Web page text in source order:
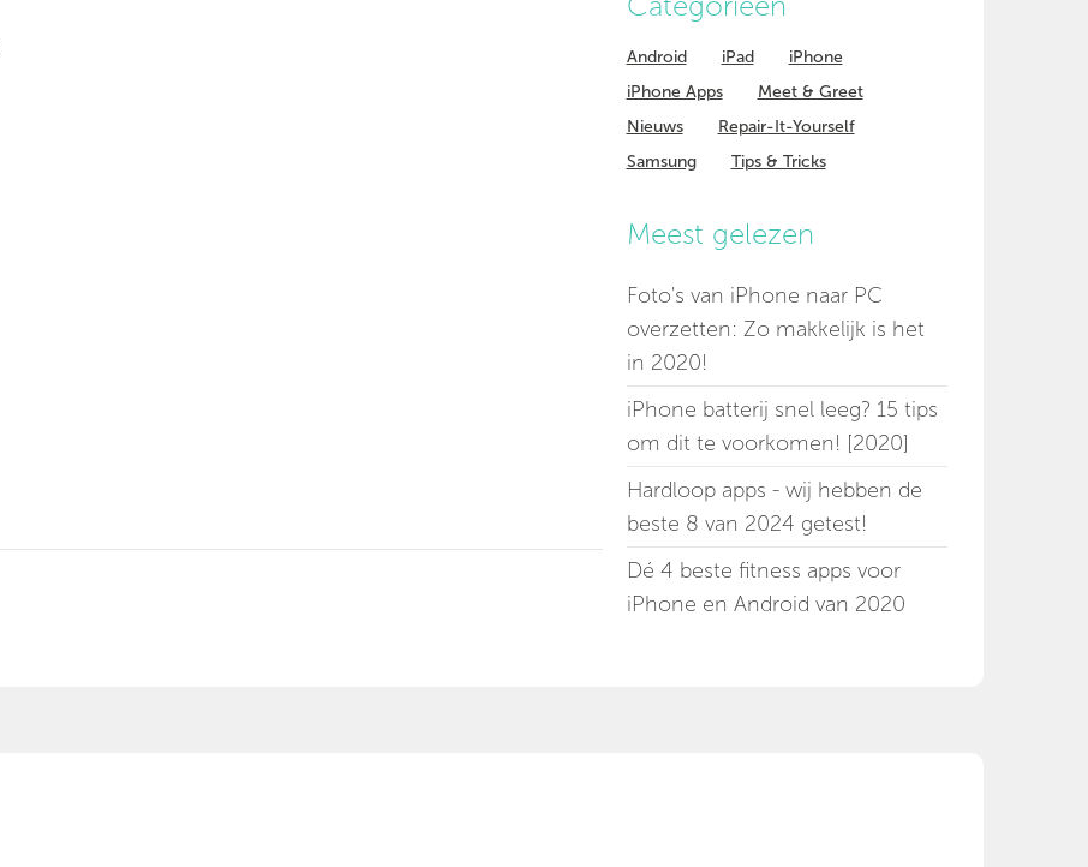
Android iPad
iPhone
iPhone Apps
Meet & Greet
Nieuws
Repair-It-Yourself
Samsung
Tips & Tricks
Meest gelezen
Foto's van iPhone naar PC
overzetten: Zo makkelijk is het
in 2020!
iPhone batterij snel leeg? 15 tips
om dit te voorkomen! [2020]
Hardloop apps - wij hebben de
beste 8 van 2024 getest!
Dé 4 beste fitness apps voor
iPhone en Android van 2020